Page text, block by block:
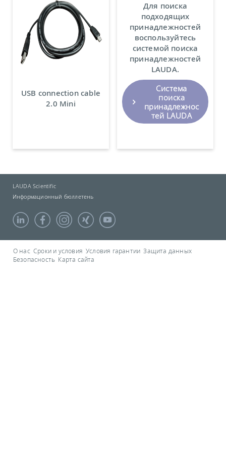
USB connection cable
2.0 Mini
Для поиска
подходящих
принадлежностей
воспользуйтесь
системой поиска
принадлежностей
LAUDA.
Система
поиска
принадлежнос
тей LAUDA
LAUDA Scientific
Информационный бюллетень
О нас Сроки и условия Условия гарантии Защита данных
Безопасность Карта сайта